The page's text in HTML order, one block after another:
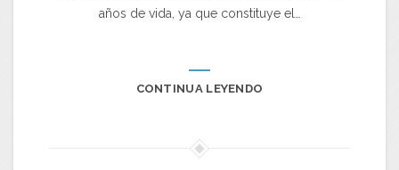
años de vida, ya que constituye el…
CONTINUA LEYENDO